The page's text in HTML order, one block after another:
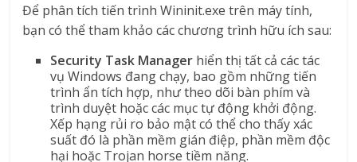
Để phân tích tiến trình Wininit.exe trên máy tính,
bạn có thể tham khảo các chương trình hữu ích sau:
Security Task Manager hiển thị tất cả các tác
vụ Windows đang chạy, bao gồm những tiến
trình ẩn tích hợp, như theo dõi bàn phím và
trình duyệt hoặc các mục tự động khởi động.
Xếp hạng rủi ro bảo mật có thể cho thấy xác
suất đó là phần mềm gián điệp, phần mềm độc
hại hoặc Trojan horse tiềm năng.